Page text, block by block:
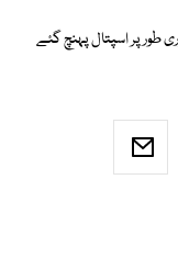
طور پر اسپتال پہنچ گئے